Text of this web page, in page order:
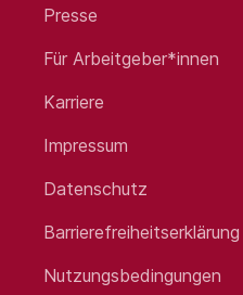
Presse
Für Arbeitgeber*innen
Karriere
Impressum
Datenschutz
Barrierefreiheitserklärung
Nutzungsbedingungen